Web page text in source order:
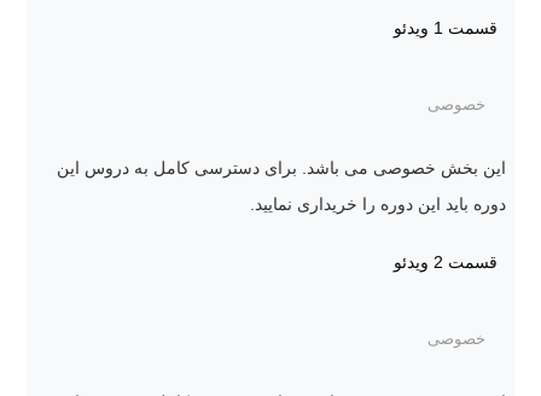
قسمت 1 ویدئو
خصوصی
این بخش خصوصی می باشد. برای دسترسی کامل به دروس این
دوره باید این دوره را خریداری نمایید.
قسمت 2 ویدئو
خصوصی